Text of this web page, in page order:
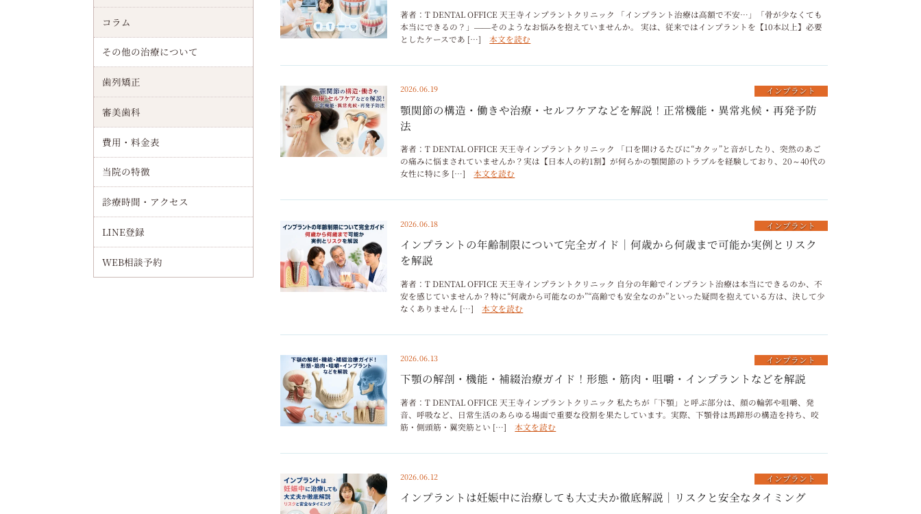
著者：T DENTAL OFFICE 天王寺インプラントクリニック 「インプラント治療は高額で不安…」「骨が少なくても
本当にできるの？」――そのようなお悩みを抱えていませんか。 実は、従来ではインプラントを【10本以上】必要
としたケースであ […]本文を読む
2026.06.19
顎関節の構造・働きや治療・セルフケアなどを解説！正常機能・異常兆候・再発予防
法
著者：T DENTAL OFFICE 天王寺インプラントクリニック 「口を開けるたびに“カクッ”と音がしたり、突然のあご
の痛みに悩まされていませんか？実は【日本人の約1割】が何らかの顎関節のトラブルを経験しており、20～40代の
女性に特に多 […]本文を読む
インプラント
2026.06.18
インプラントの年齢制限について完全ガイド｜何歳から何歳まで可能か実例とリスク
を解説
著者：T DENTAL OFFICE 天王寺インプラントクリニック 自分の年齢でインプラント治療は本当にできるのか、不
安を感じていませんか？特に“何歳から可能なのか”“高齢でも安全なのか”といった疑問を抱えている方は、決して少
なくありません […]本文を読む
インプラント
2026.06.13
下顎の解剖・機能・補綴治療ガイド！形態・筋肉・咀嚼・インプラントなどを解説
著者：T DENTAL OFFICE 天王寺インプラントクリニック 私たちが「下顎」と呼ぶ部分は、顔の輪郭や咀嚼、発
音、呼吸など、日常生活のあらゆる場面で重要な役割を果たしています。実際、下顎骨は馬蹄形の構造を持ち、咬
筋・側頭筋・翼突筋とい […]本文を読む
インプラント
2026.06.12
インプラントは妊娠中に治療しても大丈夫か徹底解説｜リスクと安全なタイミング
インプラント
コラム
その他の治療について
歯列矯正
審美歯科
費用・料金表
当院の特徴
診療時間・アクセス
LINE登録
WEB相談予約